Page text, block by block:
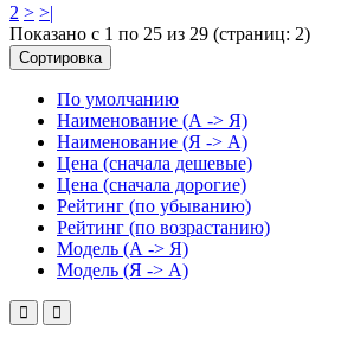
2 > >|
Показано с 1 по 25 из 29 (страниц: 2)
Сортировка
По умолчанию
Наименование (А -> Я)
Наименование (Я -> А)
Цена (сначала дешевые)
Цена (сначала дорогие)
Рейтинг (по убыванию)
Рейтинг (по возрастанию)
Модель (А -> Я)
Модель (Я -> А)